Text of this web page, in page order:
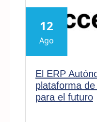
12
Ago
El ERP
plataforma
para el futuro